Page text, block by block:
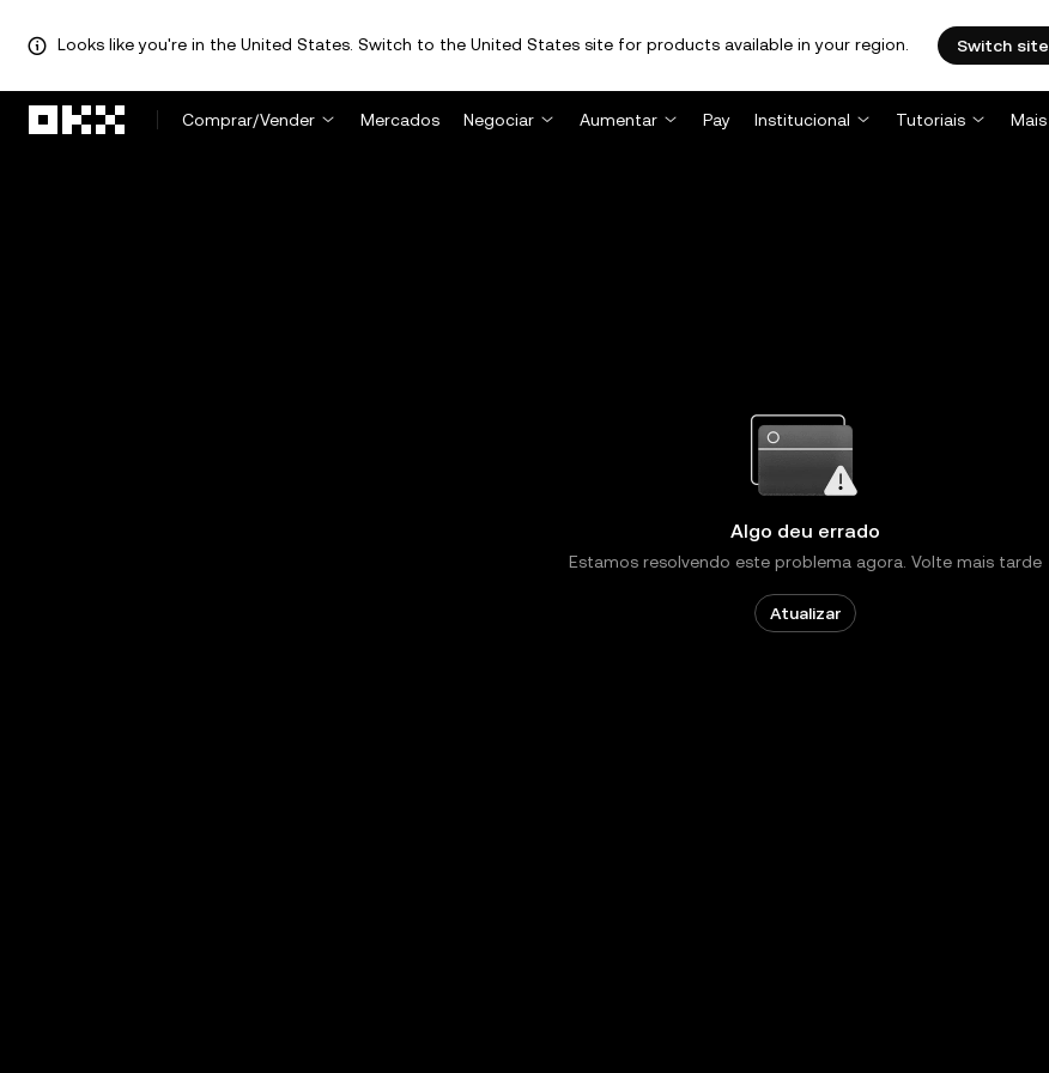
Looks like you're in the United States. Switch to the United States site for products available in your region. Switch site
Comprar/Vender
Mercados Negociar Aumentar Pay Institucional Tutoriais Mais
Algo deu errado
Estamos resolvendo este problema agora. Volte mais tarde
Atualizar